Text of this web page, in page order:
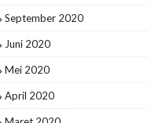
September 2020
Juni 2020
Mei 2020
April 2020